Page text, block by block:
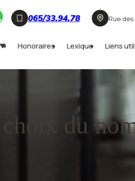
065/33.94.78 Rue
Honoraires Lexique Liens
du